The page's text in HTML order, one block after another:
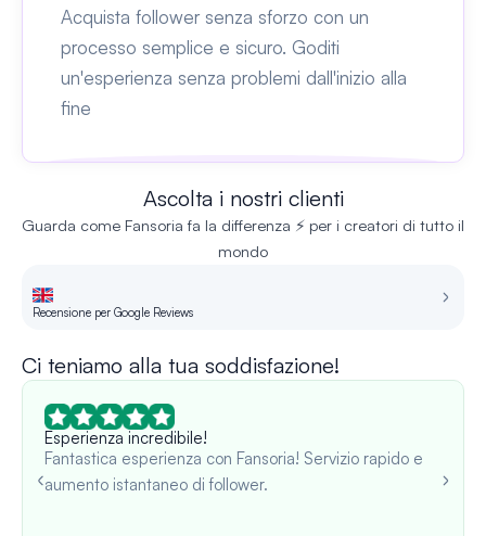
Acquista follower senza sforzo con un
processo semplice e sicuro. Goditi
un'esperienza senza problemi dall'inizio alla
fine
Ascolta i nostri clienti
Guarda come Fansoria fa la differenza ⚡ per i creatori di tutto il
mondo
Recensione per Google Reviews
Ci teniamo alla tua soddisfazione!
Esperienza incredibile!
Fantastica esperienza con Fansoria! Servizio rapido e
aumento istantaneo di follower.